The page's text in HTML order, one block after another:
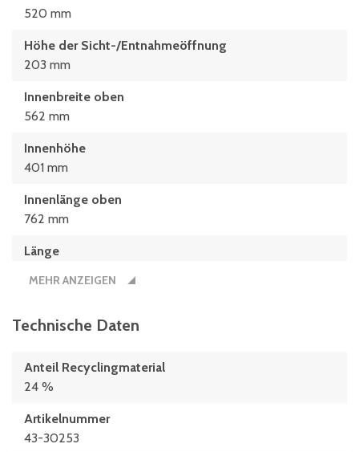
520 mm
Höhe der Sicht-/Entnahmeöffnung
203 mm
Innenbreite oben
562 mm
Innenhöhe
401 mm
Innenlänge oben
762 mm
Länge
MEHR ANZEIGEN
Technische Daten
Anteil Recyclingmaterial
24 %
Artikelnummer
43-30253